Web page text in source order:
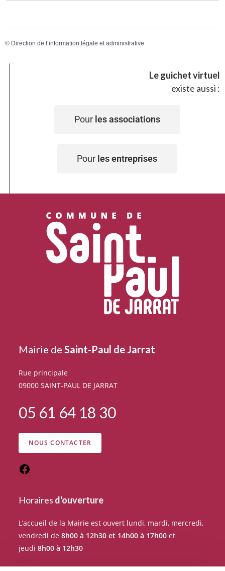
© Direction de l’information légale et administrative
Le guichet virtuel
existe aussi :
Pour les associations
Pour les entreprises
Mairie deSaint-Paul de Jarrat
Rue principale
09000 SAINT-PAUL DE JARRAT
05 61 64 18 30
NOUS CONTACTER
Horaires d'ouverture
L’accueil de la Mairie est ouvert lundi, mardi, mercredi,
vendredi de8h00 à 12h30 et 14h00 à 17h00 et
jeudi8h00 à 12h30